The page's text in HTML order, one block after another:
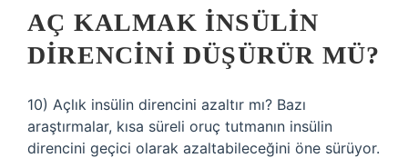
AÇ KALMAK INSÜLIN
DIRENCINI DÜŞÜRÜR MÜ?
10) Açlık insülin direncini azaltır mı? Bazı
araştırmalar, kısa süreli oruç tutmanın insülin
direncini geçici olarak azaltabileceğini öne sürüyor.